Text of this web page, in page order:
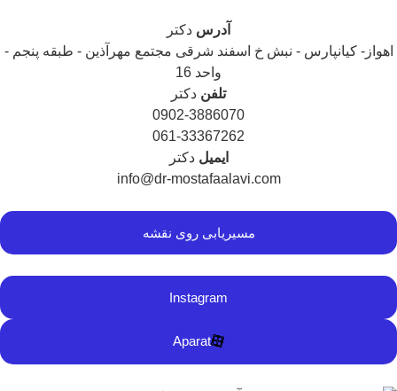
آدرسدکتر
کیانپارس - نبش خ اسفند شرقی مجتمع مهرآذین - طبقه پنجم -
واحد 16
تلفندکتر
0902-3886070
061-33367262
ایمیلدکتر
info@dr-mostafaalavi.com
مسیریابی روی نقشه
Instagram
Aparat